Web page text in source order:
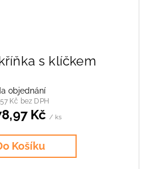
s klíčkem
objednání
Kč bez DPH
Kč / ks
Košíku